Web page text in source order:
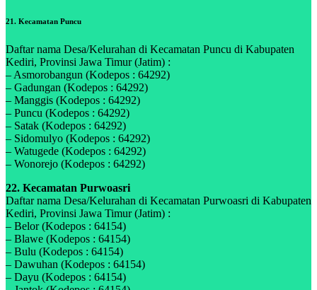
21. Kecamatan Puncu
Daftar nama Desa/Kelurahan di Kecamatan Puncu di Kabupaten
Kediri, Provinsi Jawa Timur (Jatim) :
– Asmorobangun (Kodepos : 64292)
– Gadungan (Kodepos : 64292)
– Manggis (Kodepos : 64292)
– Puncu (Kodepos : 64292)
– Satak (Kodepos : 64292)
– Sidomulyo (Kodepos : 64292)
– Watugede (Kodepos : 64292)
– Wonorejo (Kodepos : 64292)
22. Kecamatan Purwoasri
Daftar nama Desa/Kelurahan di Kecamatan Purwoasri di Kabupaten
Kediri, Provinsi Jawa Timur (Jatim) :
– Belor (Kodepos : 64154)
– Blawe (Kodepos : 64154)
– Bulu (Kodepos : 64154)
– Dawuhan (Kodepos : 64154)
– Dayu (Kodepos : 64154)